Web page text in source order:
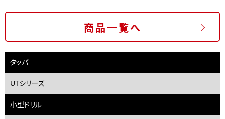
商品一覧へ
タッパ
UTシリーズ
小型ドリル